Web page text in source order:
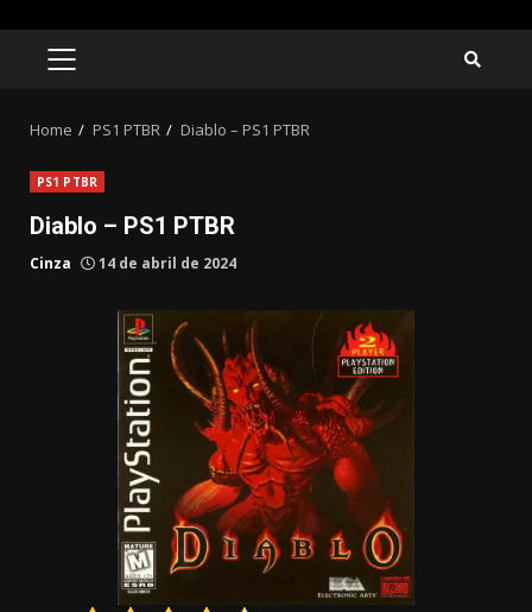
PRIMARY
Home PS1 PTBR Diablo – PS1 PTBR
PS1 PTBR
Diablo – PS1 PTBR
Cinza 14 de abril de 2024